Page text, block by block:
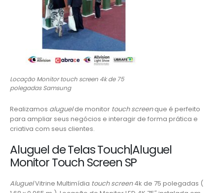
Locação Monitor touch screen 4k de 75
polegadas Samsung
Realizamos aluguelde monitor touch screenque é perfeito
para ampliar seus negócios e interagir de forma prática e
criativa com seus clientes.
Aluguel de Telas Touch|Aluguel
Monitor Touch Screen SP
AluguelVitrine Multimídia touch screen4k de 75 polegadas (